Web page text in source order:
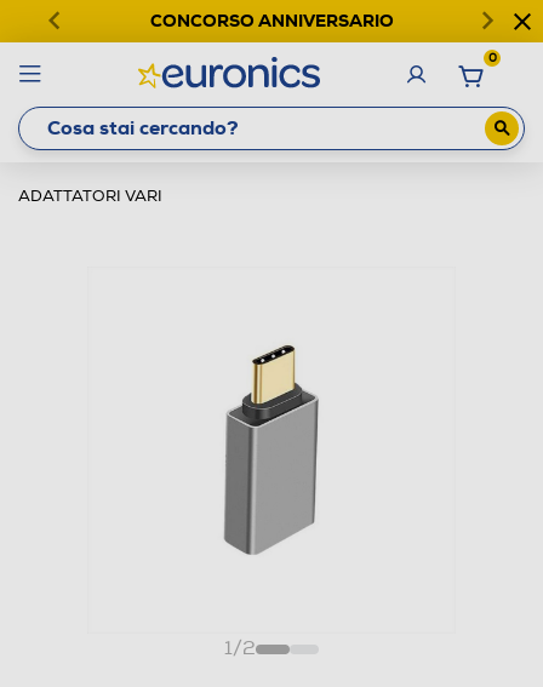
CONCORSO ANNIVERSARIO
0
ADATTATORI VARI
1/2